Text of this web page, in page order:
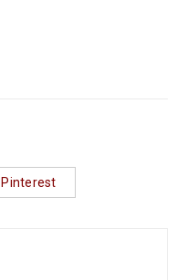
Pinterest